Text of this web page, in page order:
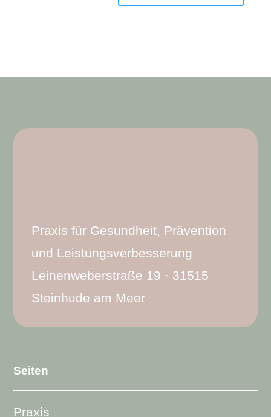
Praxis für Gesundheit, Prävention
und Leistungsverbesserung
Leinenweberstraße 19 · 31515
Steinhude am Meer
Seiten
Praxis